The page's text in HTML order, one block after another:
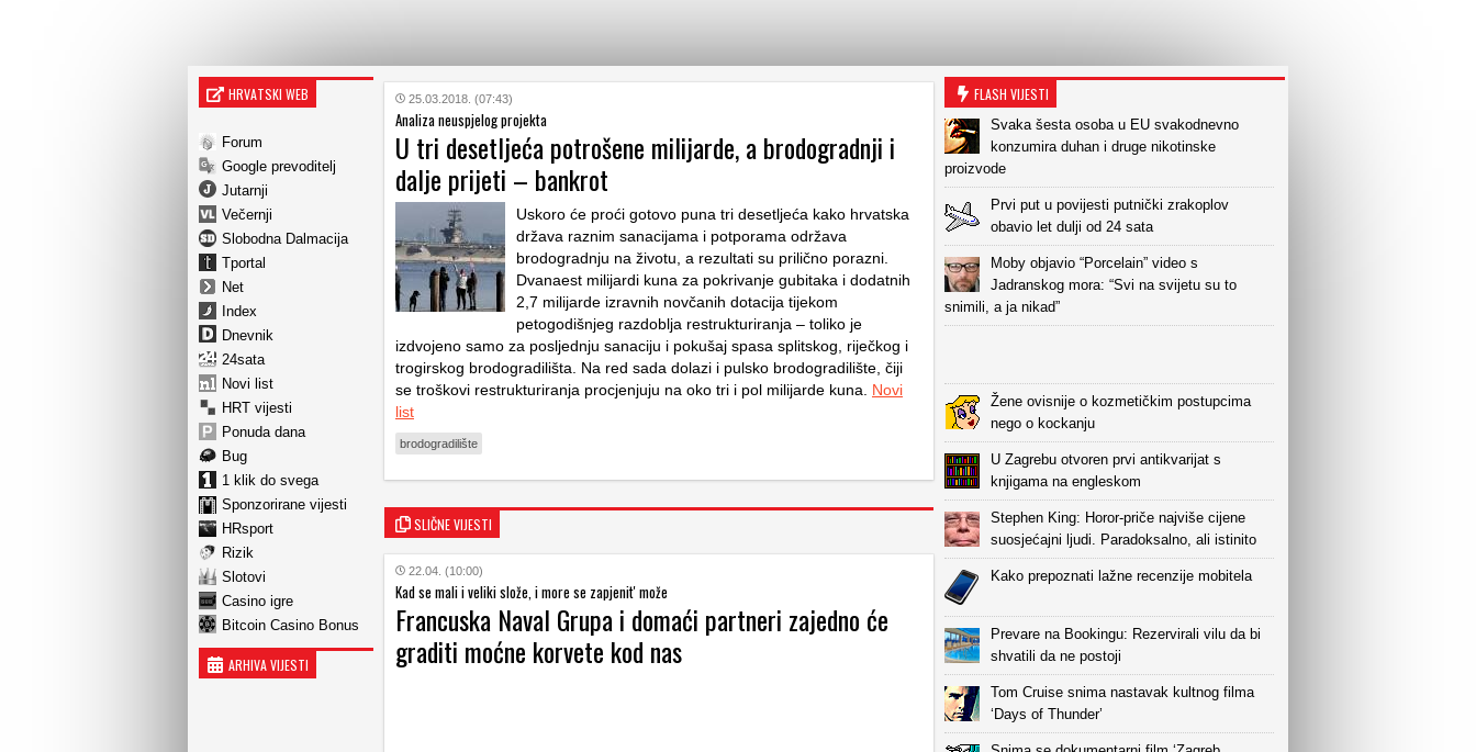
HRVATSKI WEB
Forum
Google prevoditelj
Jutarnji
Večernji
Slobodna Dalmacija
Tportal
Net
Index
Dnevnik
24sata
Novi list
HRT vijesti
Ponuda dana
Bug
1 klik do svega
Sponzorirane vijesti
HRsport
Rizik
Slotovi
Casino igre
Bitcoin Casino Bonus
ARHIVA VIJESTI
25.03.2018. (07:43)
Analiza neuspjelog projekta
U tri desetljeća potrošene milijarde, a brodogradnji i
dalje prijeti – bankrot
Uskoro će proći gotovo puna tri desetljeća kako hrvatska
država raznim sanacijama i potporama održava
brodogradnju na životu, a rezultati su prilično porazni.
Dvanaest milijardi kuna za pokrivanje gubitaka i dodatnih
2,7 milijarde izravnih novčanih dotacija tijekom
petogodišnjeg razdoblja restrukturiranja – toliko je
izdvojeno samo za posljednju sanaciju i pokušaj spasa splitskog, riječkog i
trogirskog brodogradilišta. Na red sada dolazi i pulsko brodogradilište, čiji
se troškovi restrukturiranja procjenjuju na oko tri i pol milijarde kuna. Novi
list
brodogradilište
SLIČNE VIJESTI
22.04. (10:00)
Kad se mali i veliki slože, i more se zapjenit' može
Francuska Naval Grupa i domaći partneri zajedno će
graditi moćne korvete kod nas
FLASH VIJESTI
Svaka šesta osoba u EU svakodnevno
konzumira duhan i druge nikotinske
proizvode
Prvi put u povijesti putnički zrakoplov
obavio let dulji od 24 sata
Moby objavio “Porcelain” video s
Jadranskog mora: “Svi na svijetu su to
snimili, a ja nikad”
Žene ovisnije o kozmetičkim postupcima
nego o kockanju
U Zagrebu otvoren prvi antikvarijat s
knjigama na engleskom
Stephen King: Horor-priče najviše cijene
suosjećajni ljudi. Paradoksalno, ali istinito
Kako prepoznati lažne recenzije mobitela
Prevare na Bookingu: Rezervirali vilu da bi
shvatili da ne postoji
Tom Cruise snima nastavak kultnog filma
‘Days of Thunder’